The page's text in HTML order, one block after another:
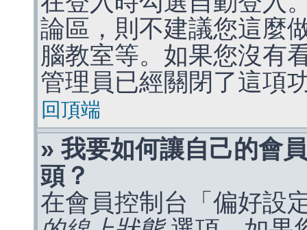
論區，則不建議您這麼
腦教室等。如果您沒有
管理員已經關閉了這項
回頂端
» 我要如何讓自己的會
頭？
在會員控制台「偏好設